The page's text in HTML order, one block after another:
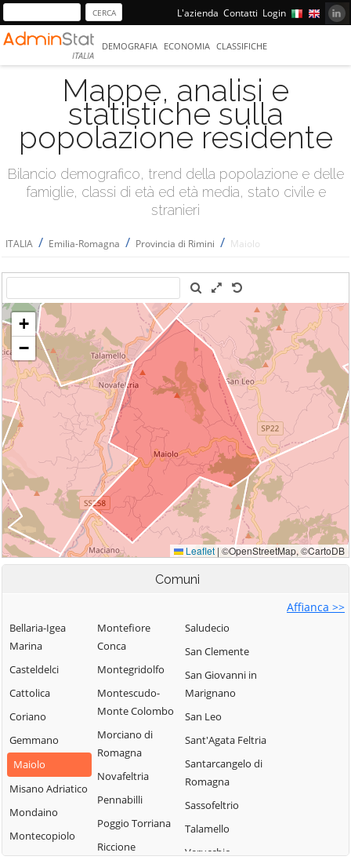
L'azienda Contatti Login
ITALIA
DEMOGRAFIA ECONOMIA CLASSIFICHE
Mappe, analisi e
statistiche sulla
popolazione residente
Bilancio demografico, trend della popolazione e delle
famiglie, classi di età ed età media, stato civile e
stranieri
ITALIA / Emilia-Romagna / Provincia di Rimini / Maiolo
Comuni
Affianca >>
Bellaria-Igea
Marina
Casteldelci
Cattolica
Coriano
Gemmano
Maiolo
Misano Adriatico
Mondaino
Montecopiolo
Montefiore
Conca
Montegridolfo
Montescudo-
Monte Colombo
Morciano di
Romagna
Novafeltria
Pennabilli
Poggio Torriana
Riccione
Saludecio
San Clemente
San Giovanni in
Marignano
San Leo
Sant'Agata Feltria
Santarcangelo di
Romagna
Sassofeltrio
Talamello
Verucchio